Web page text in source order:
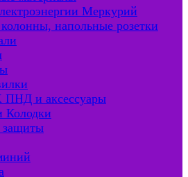
Меркурий
напольные розетки
и аксессуары
Колодки
защиты